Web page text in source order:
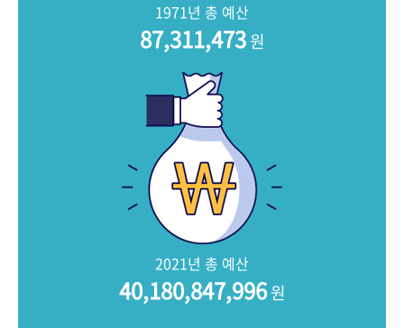
1971년 총 예산
87,311,473원
2021년 총 예산
40,180,847,996원